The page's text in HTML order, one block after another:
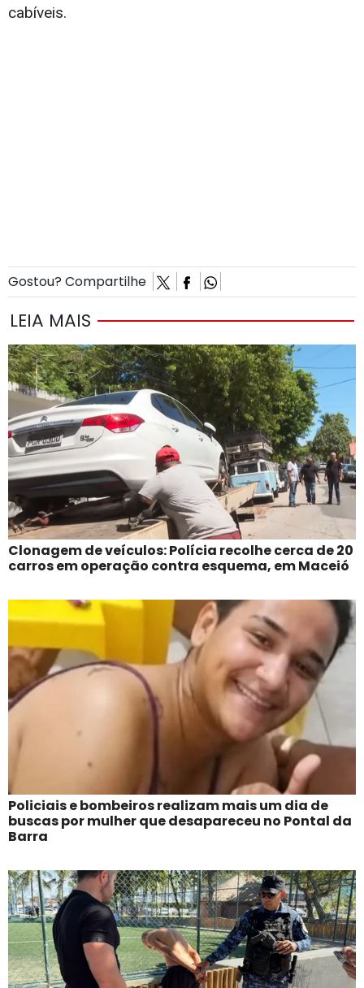
cabíveis.
Gostou? Compartilhe
LEIA MAIS
Clonagem de veículos: Polícia recolhe cerca de 20
carros em operação contra esquema, em Maceió
Policiais e bombeiros realizam mais um dia de
buscas por mulher que desapareceu no Pontal da
Barra